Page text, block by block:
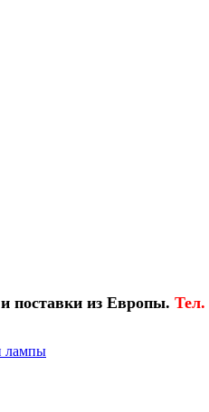
поставки из Европы. Тел.
лампы